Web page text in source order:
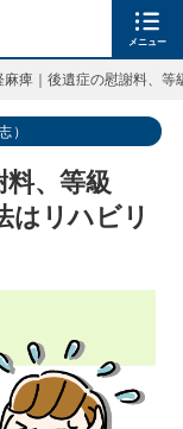
メニュー
麻痺｜後遺症の慰謝料、
野武志）
、等級
はリハビリ